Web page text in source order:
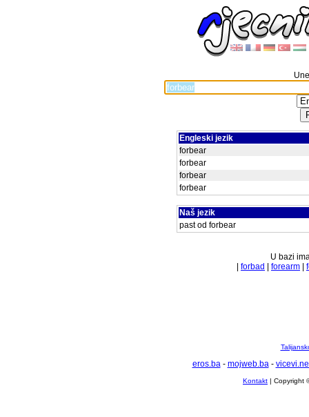
Engleski jezik
forbear
forbear
forbear
forbear
Naš jezik
past od forbear
U bazi
forbad forearm
eros.ba- mojweb.ba-
Kontakt | Copyright